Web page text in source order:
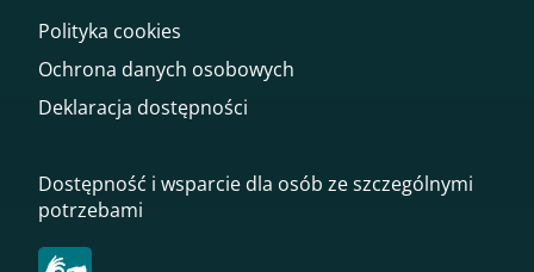
Polityka cookies
Ochrona danych osobowych
Deklaracja dostępności
Dostępność i wsparcie dla osób ze szczególnymi
potrzebami